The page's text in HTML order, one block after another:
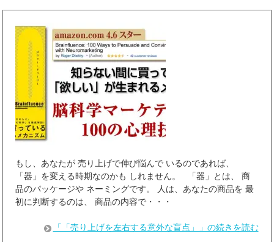
もし、あなたが 売り上げで伸び悩んで いるのであれば、
「器」を変える時期なのかも しれません。 「器」とは、 商
品のパッケージや ネーミングです。 人は、あなたの商品を 最
初に判断するのは、 商品の内容で・・・
「「売り上げを左右する意外な盲点」」の続きを読む